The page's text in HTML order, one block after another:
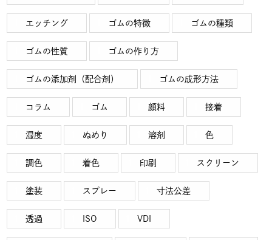
エッチング ゴムの特徴 ゴムの種類
ゴムの性質 ゴムの作り方
ゴムの添加剤（配合剤） ゴムの成形方法
コラム ゴム 顔料 接着
湿度 ぬめり 溶剤 色
調色 着色 印刷 スクリーン
塗装 スプレー 寸法公差
透過 ISO VDI